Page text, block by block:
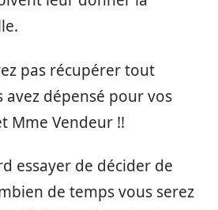
pas récupérer tout
avez dépensé pour vos
Mme Vendeur !!
essayer de décider de
de temps vous serez